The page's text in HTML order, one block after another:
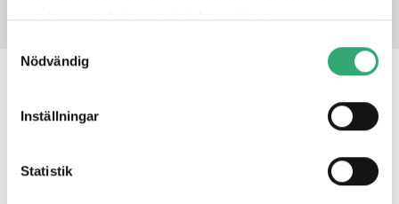
samlat in när du har använt deras tjänster.
Nödvändig
Inställningar
Statistik